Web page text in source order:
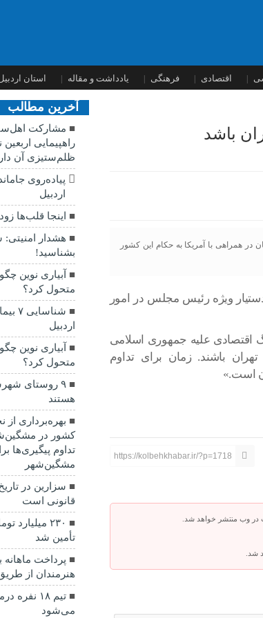
اقتصادی فرهنگی یادداشت و مقاله استان
باشد
در همراهی با آمریکا به حکام این کشور
ویژه رئیس مجلس در امور
اقتصادی علیه جمهوری اسلامی
باشند. زمان برای تداوم
است.»
https://kolbehkhabar.ir/?p=1718
در وب منتشر خواهد شد.
شد.
آخرین مطالب
مشارکت
راهپیمایی
ظلم‌ستیزی آن
پیاده‌روی
اردبیل
اینجا قلب‌ها
هشدار امنیتی:
بشناسید!
آبیاری نوین
متحول کرد؟
اردبیل
آبیاری نوین
متحول کرد؟
۹ روستای
هستند
بهره‌برداری از
کشور در
تداوم پیگیری‌ها
مشگین‌شهر
سزارین در
قانونی است
۲۳۰ میلیارد
تأمین شد
هنرمندان از
تیم ۱۸
می‌شود